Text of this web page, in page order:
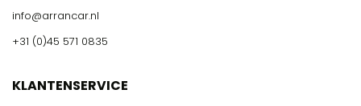
info@arrancar.nl
+31 (0)45 571 0835
KLANTENSERVICE